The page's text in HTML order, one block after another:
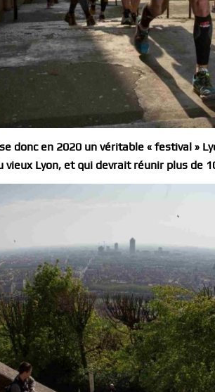
donc en 2020 un véritable « festival »
Lyon, et qui devrait réunir plus de